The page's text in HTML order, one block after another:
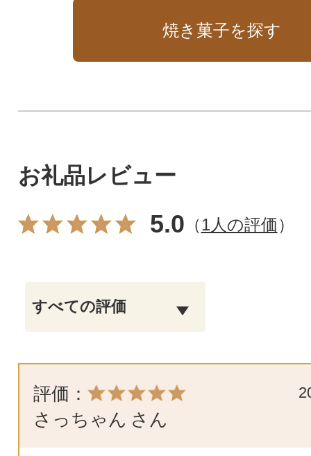
焼き菓子を探す
お礼品レビュー
5.0 （1人の評価）
評価：
さっちゃん さん